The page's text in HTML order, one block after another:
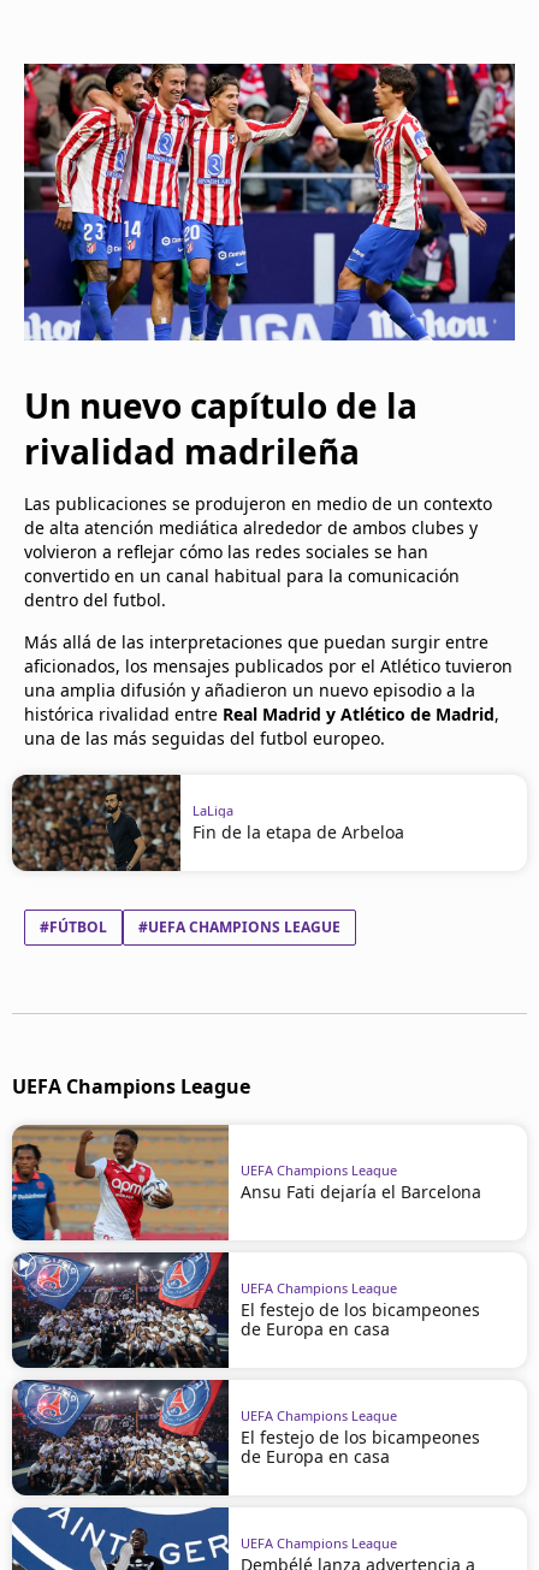
Un nuevo capítulo de la
rivalidad madrileña
Las publicaciones se produjeron en medio de un contexto
de alta atención mediática alrededor de ambos clubes y
volvieron a reflejar cómo las redes sociales se han
convertido en un canal habitual para la comunicación
dentro del futbol.
Más allá de las interpretaciones que puedan surgir entre
aficionados, los mensajes publicados por el Atlético tuvieron
una amplia difusión y añadieron un nuevo episodio a la
histórica rivalidad entre Real Madrid y Atlético de Madrid,
una de las más seguidas del futbol europeo.
LaLiga
Fin de la etapa de Arbeloa
#FÚTBOL #UEFA CHAMPIONS LEAGUE
UEFA Champions League
UEFA Champions League
Ansu Fati dejaría el Barcelona
UEFA Champions League
El festejo de los bicampeones
de Europa en casa
UEFA Champions League
El festejo de los bicampeones
de Europa en casa
UEFA Champions League
Dembélé lanza advertencia a